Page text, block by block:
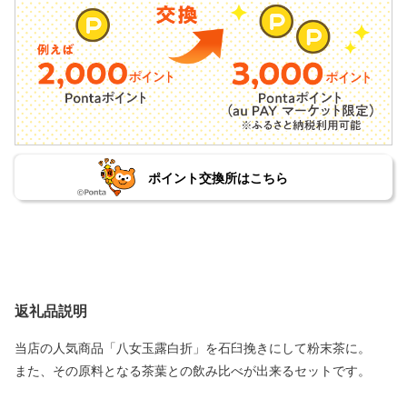
ポイント交換所はこちら
返礼品説明
当店の人気商品「八女玉露白折」を石臼挽きにして粉末茶に。
また、その原料となる茶葉との飲み比べが出来るセットです。